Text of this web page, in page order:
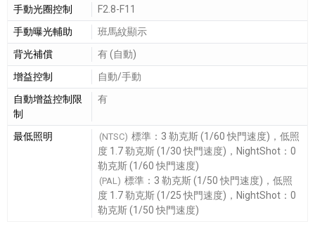
手動光圈控制
F2.8-F11
手動曝光輔助
班馬紋顯示
背光補償
有 (自動)
增益控制
自動/手動
自動增益控制限
制
有
最低照明 (NTSC) 標準：3 勒克斯 (1/60 快門速度)，低照
度 1.7 勒克斯 (1/30 快門速度)，NightShot：0
勒克斯 (1/60 快門速度)
(PAL) 標準：3 勒克斯 (1/50 快門速度)，低照
度 1.7 勒克斯 (1/25 快門速度)，NightShot：0
勒克斯 (1/50 快門速度)